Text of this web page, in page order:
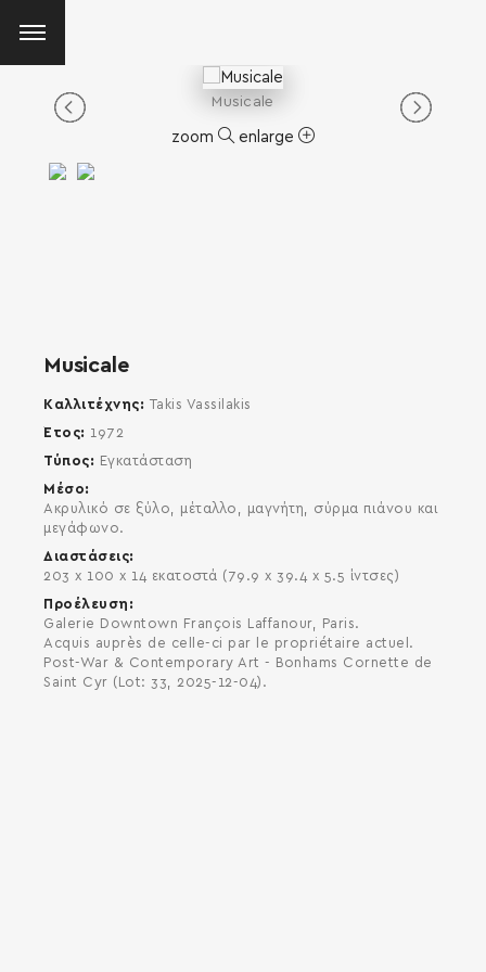
Musicale
zoom enlarge
Musicale
Καλλιτέχνης
Takis Vassilakis
Έτος
1972
Τύπος
Εγκατάσταση
Μέσο
Ακρυλικό σε ξύλο, μέταλλο, μαγνήτη, σύρμα πιάνου και
μεγάφωνο.
Διαστάσεις
203 x 100 x 14 εκατοστά (79.9 x 39.4 x 5.5 ίντσες)
Προέλευση
Galerie Downtown François Laffanour, Paris.
Acquis auprès de celle-ci par le propriétaire actuel.
Post-War & Contemporary Art - Bonhams Cornette de
Saint Cyr (Lot: 33, 2025-12-04).